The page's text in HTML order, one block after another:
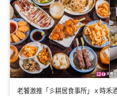
老饕激推「彡耕居食事所」ｘ時禾